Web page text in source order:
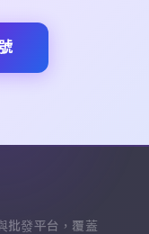
批發平台，覆蓋